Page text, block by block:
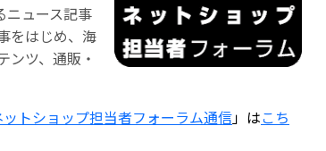
ニュース記事
をはじめ、海
ンツ、通販・
ットショップ担当者フォーラム通信」はこち